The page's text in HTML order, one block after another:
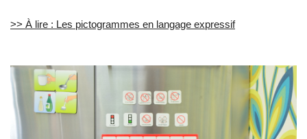
>> À lire : Les pictogrammes en langage expressif